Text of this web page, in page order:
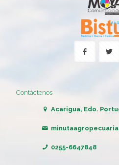
Contáctenos
Acarigua, Edo.
0255-6647848